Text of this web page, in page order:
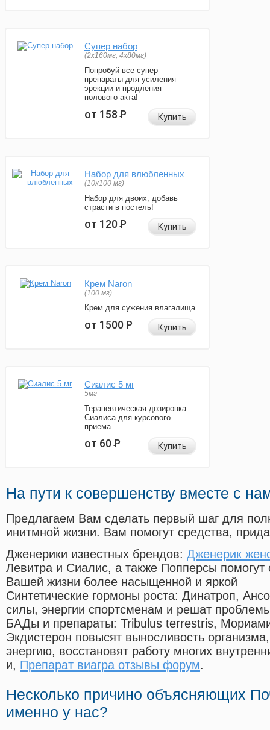
Супер набор
(2х160мг, 4х80мг)
Попробуй все супер
препараты для усиления
эрекции и продления
полового акта!
от 158Р Купить
Набор для влюбленных
(10х100 мг)
Набор для двоих, добавь
страсти в постель!
от 120Р Купить
Крем Naron
(100 мг)
Крем для сужения влагалища
от 1500Р Купить
Сиалис 5 мг
5мг
Терапевтическая дозировка
Сиалиса для курсового
приема
от 60Р Купить
На пути к совершенству вместе с
Предлагаем Вам сделать первый шаг для
инитмной жизни. Вам помогут средства,
Дженерики известных брендов: Дженерик
Левитра и Сиалис, а также Попперсы помогут
Вашей жизни более насыщенной и яркой
Синтетические гормоны роста: Динатроп,
силы, энергии спортсменам и решат
БАДы и препараты: Tribulus terrestris,
Экдистерон повысят выносливость
энергию, восстановят работу многих
и, Препарат виагра отзывы форум.
Несколько причино объясняющих
именно у нас?